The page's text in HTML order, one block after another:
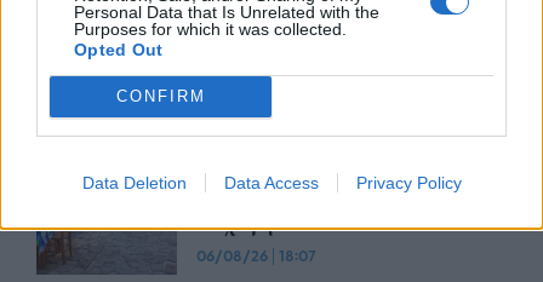
Personal Data that Is Unrelated with the
Purposes for which it was collected.
Opted Out
CONFIRM
Data Deletion Data Access Privacy Policy
χρηματοδότηση 204,6 εκατ. ευρώ
από το Εθνικό Πρόγραμμα
06/08/26
πλατφόρμα myBusinessSupport
για το ειδικό πρόγραμμα στήριξης
επιχειρήσεων
06/08/26 | 18:07